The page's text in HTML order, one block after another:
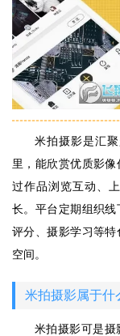
米拍摄影是汇
里，能欣赏优质影
过作品浏览互动、
长。平台定期组织
评分、摄影学习等
空间。
米拍摄影属于什
米拍摄影可是摄